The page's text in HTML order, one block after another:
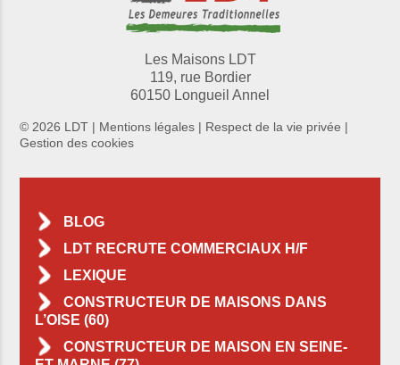
Les Maisons LDT
119, rue Bordier
60150 Longueil Annel
© 2026 LDT | Mentions légales | Respect de la vie privée |
Gestion des cookies
BLOG
LDT RECRUTE COMMERCIAUX H/F
LEXIQUE
CONSTRUCTEUR DE MAISONS DANS
L’OISE (60)
CONSTRUCTEUR DE MAISON EN SEINE-